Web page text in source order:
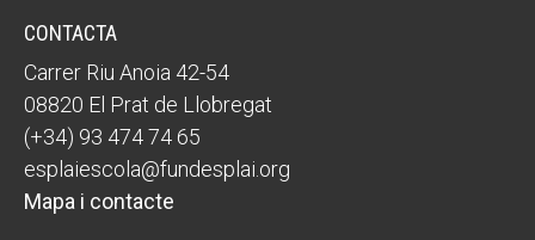
CONTACTA
Carrer Riu Anoia 42-54
08820 El Prat de Llobregat
(+34) 93 474 74 65
esplaiescola@fundesplai.org
Mapa i contacte